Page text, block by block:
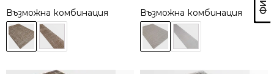
Възможна комбинация Възможна комбинация